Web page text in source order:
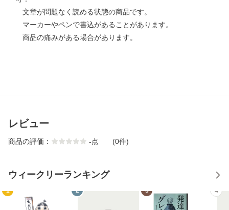
文章が問題なく読める状態の商品です。
マーカーやペンで書込があることがあります。
商品の痛みがある場合があります。
レビュー
商品の評価： -点 (0件)
ウィークリーランキング
1 2 3 4